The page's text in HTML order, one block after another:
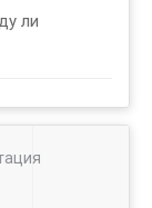
ли